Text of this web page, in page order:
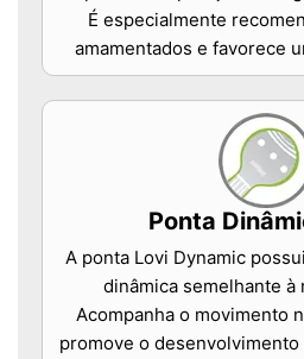
É especialmente
amamentados e favorece
Ponta
A ponta Lovi Dynamic
dinâmica semelhante à
Acompanha o movimento
promove o